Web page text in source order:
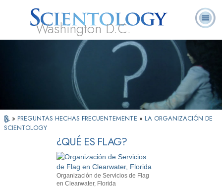
Washington D.C.
¿Qué es
Scientology?
Ministros
Voluntarios
Preguntas
Frecuentes
» PREGUNTAS HECHAS FRECUENTEMENTE » LA ORGANIZACIÓN DE
SCIENTOLOGY
¿QUÉ ES FLAG?
Organización de Servicios de Flag
en Clearwater, Florida